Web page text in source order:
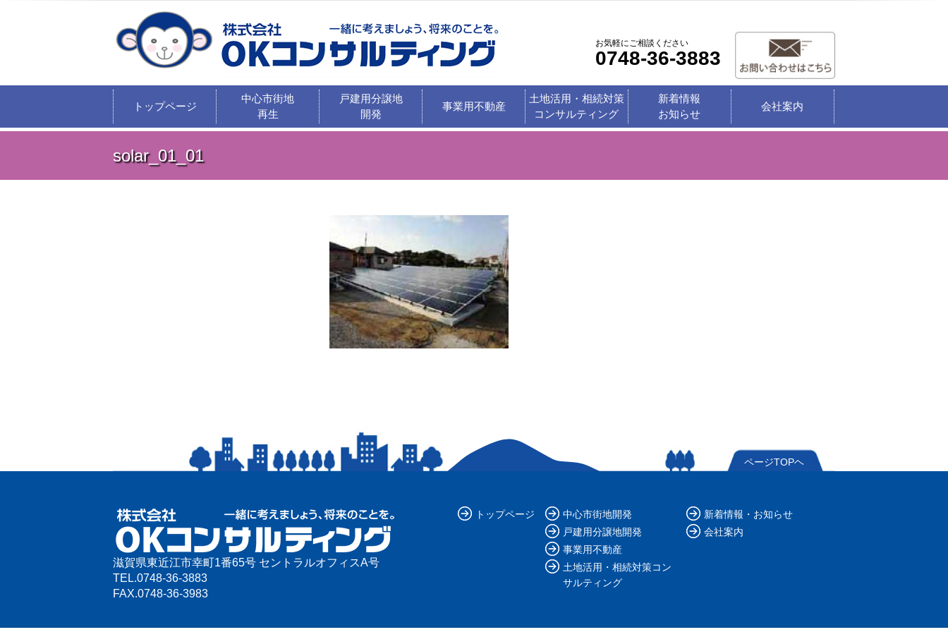
お気軽にご相談ください
0748-36-3883
トップページ
中心市街地
再生
戸建用分譲地
開発
事業用不動産
土地活用・相続対策
コンサルティング
新着情報
お知らせ
会社案内
solar_01_01
ページTOPヘ
トップページ
中心市街地開発
戸建用分譲地開発
事業用不動産
土地活用・相続対策コン
サルティング
新着情報・お知らせ
会社案内
滋賀県東近江市幸町1番65号 セントラルオフィスA号
TEL.0748-36-3883
FAX.0748-36-3983